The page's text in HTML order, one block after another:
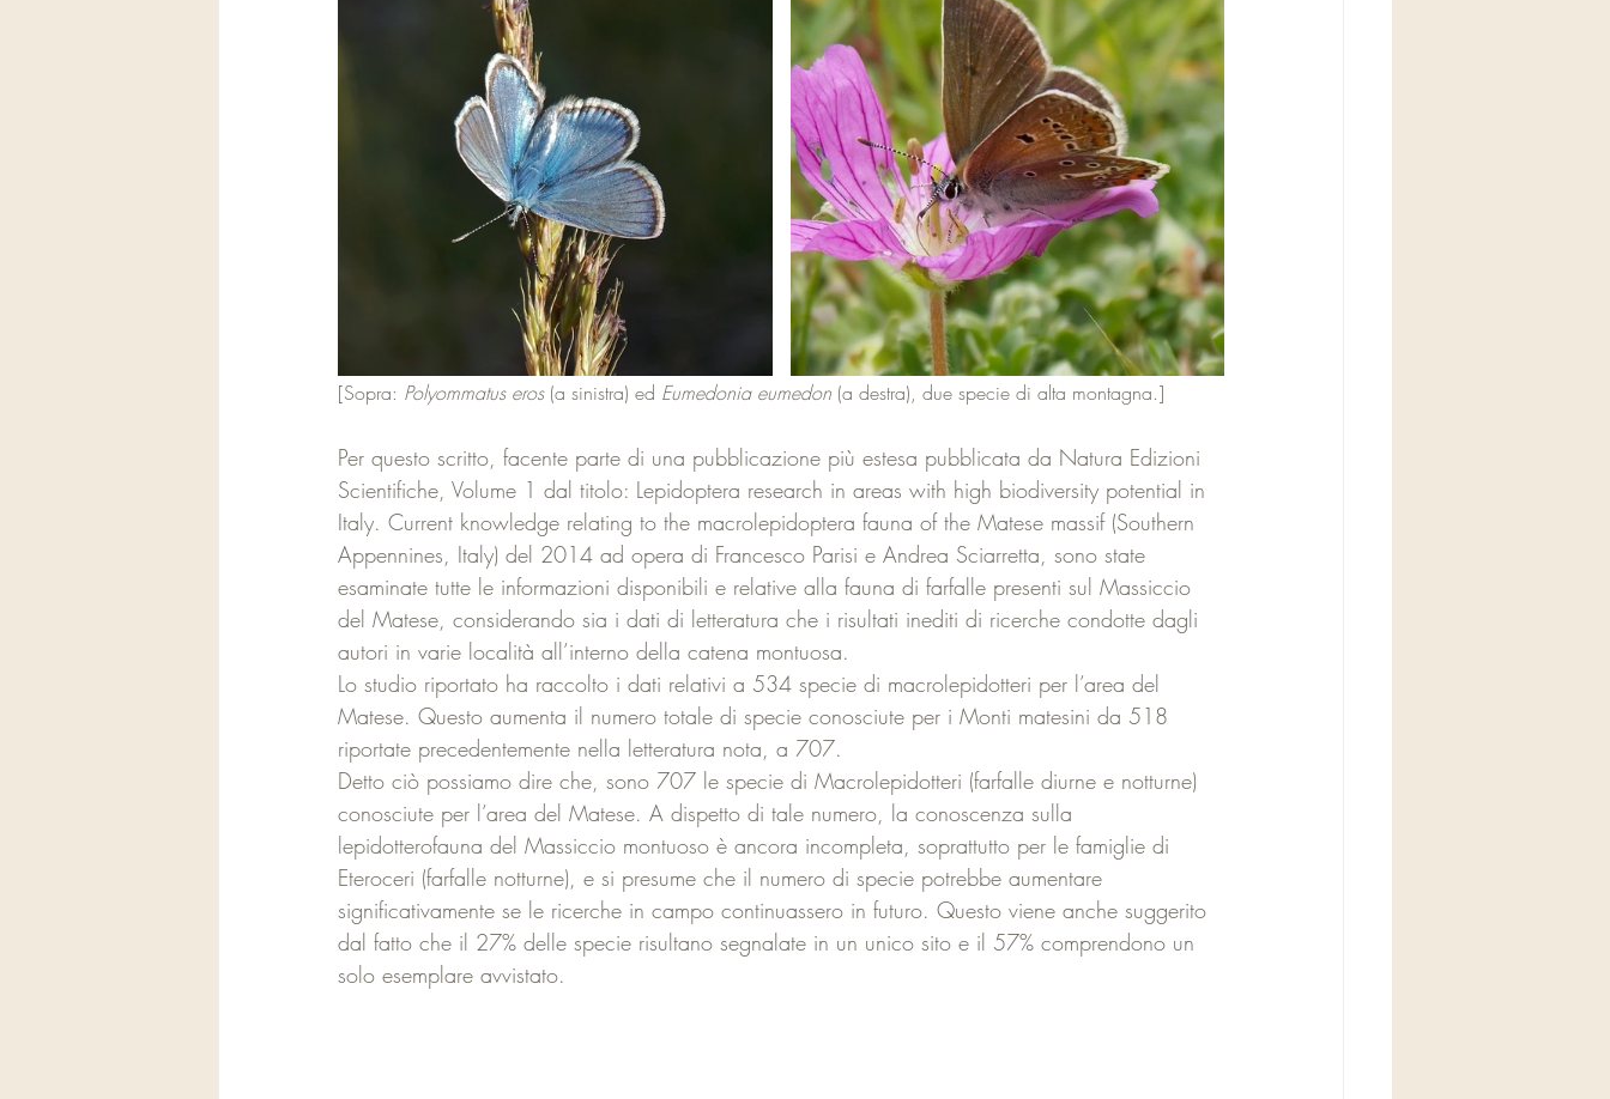
[Sopra: Polyommatus eros (a sinistra) ed Eumedonia eumedon (a destra), due specie di alta montagna.]
Per questo scritto, facente parte di una pubblicazione più estesa pubblicata da Natura Edizioni
Scientifiche, Volume 1 dal titolo: Lepidoptera research in areas with high biodiversity potential in
Italy. Current knowledge relating to the macrolepidoptera fauna of the Matese massif (Southern
Appennines, Italy) del 2014 ad opera di Francesco Parisi e Andrea Sciarretta, sono state
esaminate tutte le informazioni disponibili e relative alla fauna di farfalle presenti sul Massiccio
del Matese, considerando sia i dati di letteratura che i risultati inediti di ricerche condotte dagli
autori in varie località all’interno della catena montuosa.
Lo studio riportato ha raccolto i dati relativi a 534 specie di macrolepidotteri per l’area del
Matese. Questo aumenta il numero totale di specie conosciute per i Monti matesini da 518
riportate precedentemente nella letteratura nota, a 707.
Detto ciò possiamo dire che, sono 707 le specie di Macrolepidotteri (farfalle diurne e notturne)
conosciute per l’area del Matese. A dispetto di tale numero, la conoscenza sulla
lepidotterofauna del Massiccio montuoso è ancora incompleta, soprattutto per le famiglie di
Eteroceri (farfalle notturne), e si presume che il numero di specie potrebbe aumentare
significativamente se le ricerche in campo continuassero in futuro. Questo viene anche suggerito
dal fatto che il 27% delle specie risultano segnalate in un unico sito e il 57% comprendono un
solo esemplare avvistato.